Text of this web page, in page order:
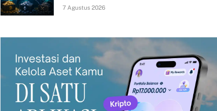
7 Agustus 2026